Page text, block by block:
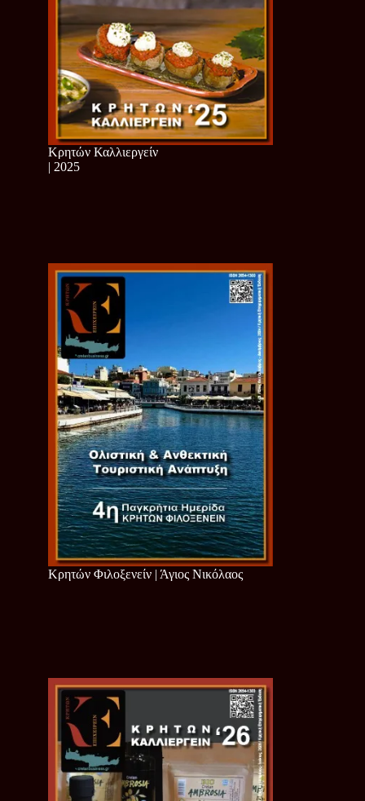
Κρητών Καλλιεργείν
| 2025
Κρητών Φιλοξενείν | Άγιος Νικόλαος